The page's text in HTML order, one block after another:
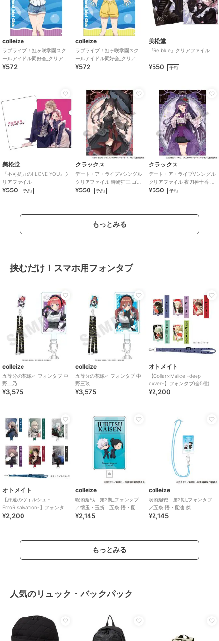
colleize
ラブライブ！虹ヶ咲学園スク
ールアイドル同好会_クリアフ
ァイル／近江 彼方
¥572
colleize
ラブライブ！虹ヶ咲学園スク
ールアイドル同好会_クリアフ
ァイル／中須 かすみ
¥572
美松堂
『Re:blue』クリアファイル
¥550 予約
美松堂
『不可抗力のI LOVE YOU』ク
リアファイル
¥550 予約
クラックス
デート・ア・ライブVシングル
クリアファイル 時崎狂三 ゴシ
ックドール
¥550 予約
クラックス
デート・ア・ライブVシングル
クリアファイル 夜刀神十香 ゴ
シックドール
¥550 予約
もっとみる
挟むだけ！スマホ用フォンタブ
colleize
五等分の花嫁∽_フォンタブ 中
野二乃
¥3,575
colleize
五等分の花嫁∽_フォンタブ 中
野三玖
¥3,575
オトメイト
【Collar×Malice -deep
cover-】フォンタブ(全5種)
¥2,200
オトメイト
【終遠のヴィルシュ -
ErroR:salvation-】フォンタブ
(全6種)
¥2,200
colleize
呪術廻戦 第2期_フォンタブ
／懐玉・玉折 五条 悟・夏油
傑 B
¥2,145
colleize
呪術廻戦 第2期_フォンタブ
／五条 悟・夏油 傑
¥2,145
もっとみる
人気のリュック・バックパック